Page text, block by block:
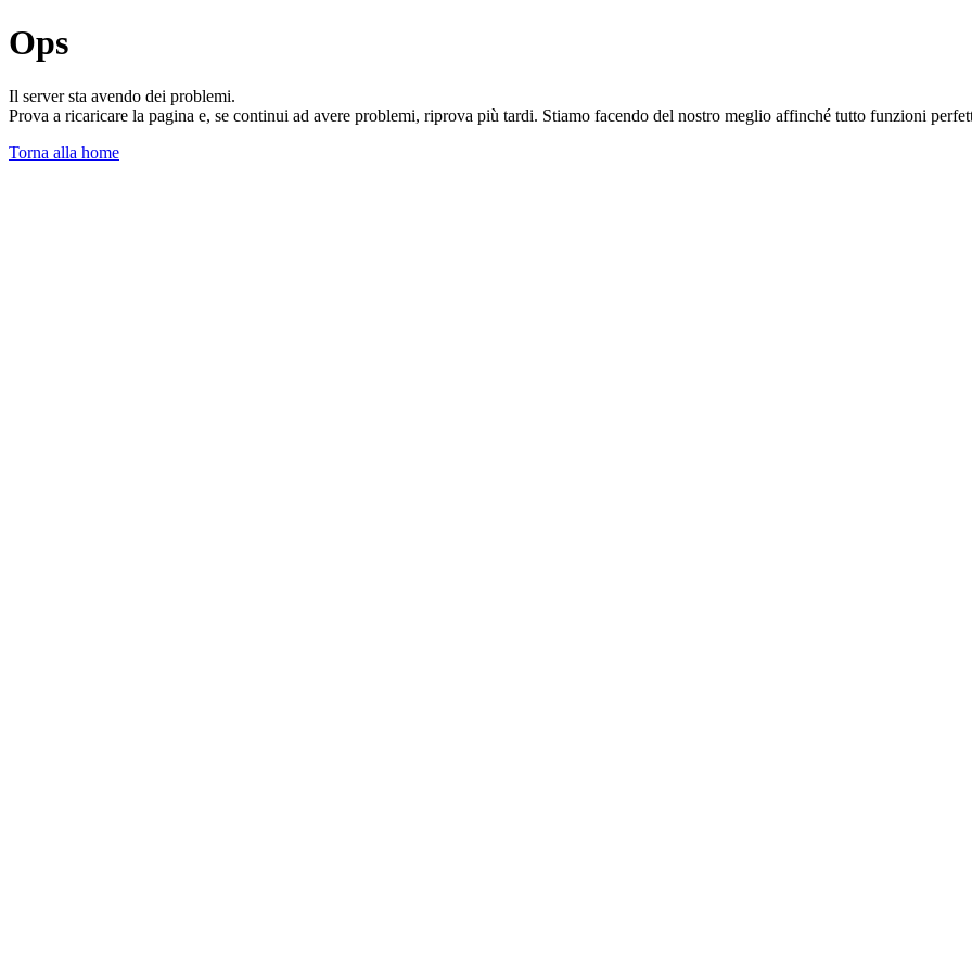
Ops
Il server sta avendo dei problemi.
Prova a ricaricare la pagina e, se continui ad avere problemi, riprova più tardi. Stiamo facendo del nostro meglio affinché tutto funzioni
Torna alla home